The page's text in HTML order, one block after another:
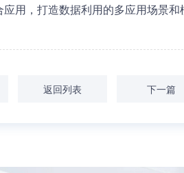
用，打造数据利用的多应用场景
返回列表 下一篇